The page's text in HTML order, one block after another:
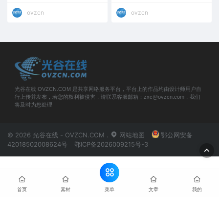
ovzcn ovzcn
光谷在线 OVZCN.COM 是共享网络服务平台，平台上的作品均由设计师用户自
行上传并发布，若您的权利被侵害，请联系客服邮箱：zxc@ovzcn.com，我们
将及时为您处理
© 2026 光谷在线 - OVZCN.COM . 网站地图
鄂公网安备
42018502008624号
鄂ICP备2026009215号-3
首页 素材 菜单 文章 我的